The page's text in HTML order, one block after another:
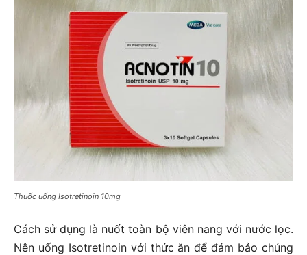
Thuốc uống Isotretinoin 10mg
Cách sử dụng là nuốt toàn bộ viên nang với nước lọc.
Nên uống Isotretinoin với thức ăn để đảm bảo chúng